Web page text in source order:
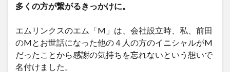
多くの方が繋がるきっかけに。
エムリンクスのエム「M」は、会社設立時、私、前田
のMとお世話になった他の４人の方のイニシャルがM
だったことから感謝の気持ちを忘れないという想いで
名付けました。